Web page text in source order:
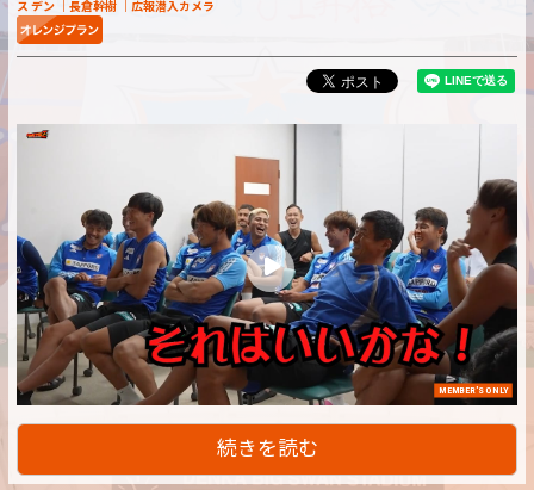
ス デン
長倉幹樹 広報潜入カメラ
MEMBER'S ONLY
続きを読む